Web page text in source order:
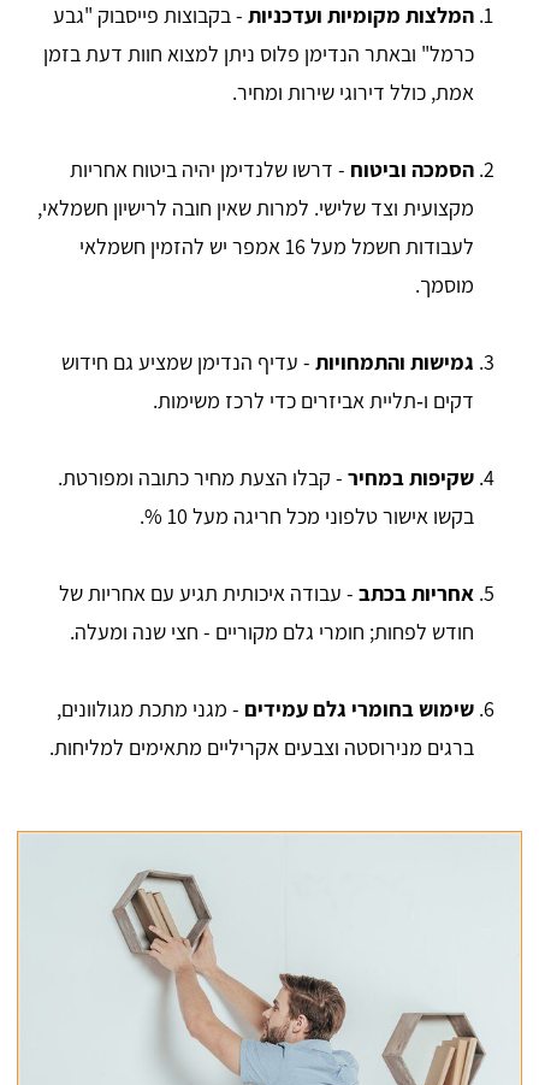
המלצות מקומיות ועדכניות - בקבוצות פייסבוק "גבע
כרמל" ובאתר הנדימן פלוס ניתן למצוא חוות דעת בזמן
אמת, כולל דירוגי שירות ומחיר.
הסמכה וביטוח - דרשו שלנדימן יהיה ביטוח אחריות
מקצועית וצד שלישי. למרות שאין חובה לרישיון חשמלאי,
לעבודות חשמל מעל 16 אמפר יש להזמין חשמלאי
מוסמך.
גמישות והתמחויות - עדיף הנדימן שמציע גם חידוש
דקים ו‑תליית אביזרים כדי לרכז משימות.
שקיפות במחיר - קבלו הצעת מחיר כתובה ומפורטת.
בקשו אישור טלפוני מכל חריגה מעל 10 %.
אחריות בכתב - עבודה איכותית תגיע עם אחריות של
חודש לפחות; חומרי גלם מקוריים - חצי שנה ומעלה.
שימוש בחומרי גלם עמידים - מגני מתכת מגולוונים,
ברגים מנירוסטה וצבעים אקריליים מתאימים למליחות.